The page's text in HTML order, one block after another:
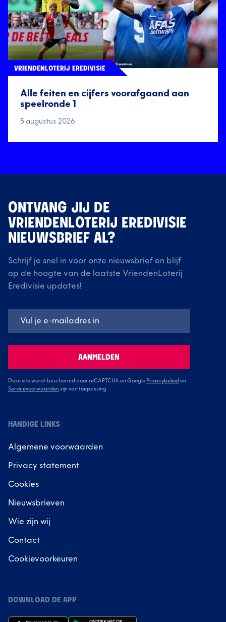
Alle feiten en cijfers voorafgaand aan
speelronde 1
VRIENDENLOTERIJ EREDIVISIE
5 augustus 2026
ONTVANG JIJ DE
VRIENDENLOTERIJ EREDIVISIE
NIEUWSBRIEF AL?
Schrijf je snel in voor onze nieuwsbrief en blijf
op de hoogte van de laatste VriendenLoterij
Eredivisie updates!
AANMELDEN
Deze site wordt beschermd door reCAPTCHA en Google Privacybeleid en
Servicevoorwaarden zijn van toepassing.
HANDIGE LINKS
Algemene voorwaarden
Privacy statement
Cookies
Nieuwsbrieven
Wie zijn wij
Contact
Cookievoorkeuren
DOWNLOAD DE APP